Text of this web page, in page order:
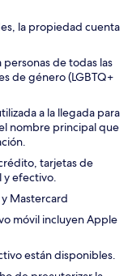
la propiedad cuenta
de todas las
de género (LGBTQ+
a la llegada para
nombre principal que
tarjetas de
y efectivo.
Mastercard
móvil incluyen Apple
están disponibles.